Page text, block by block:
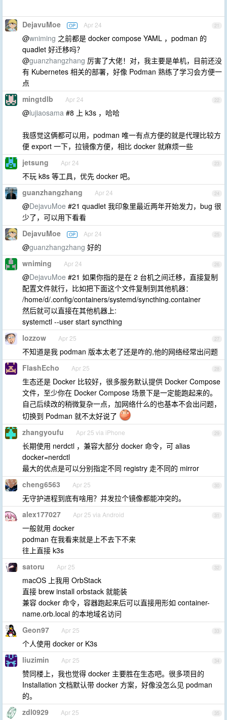
21
DejavuMoe OP Apr 24
@wniming 之前都是 docker compose YAML ，podman 的
quadlet 好迁移吗？
@guanzhangzhang 厉害了大佬！对，我主要是单机，目前还没
有 Kubernetes 相关的部署，好像 Podman 熟练了学习会方便一
点
22
mingtdlb Apr 24
@lujiaosama #8 上 k3s ，哈哈
我感觉这俩都可以用，podman 唯一有点方便的就是代理比较方
便 export 一下，拉镜像方便，相比 docker 就麻烦一些
23
jetsung Apr 24
不玩 k8s 等工具，优先 docker 吧。
24
guanzhangzhang Apr 24
@DejavuMoe #21 quadlet 我印象里最近两年开始发力，bug 很
少了，可以用下看看
25
DejavuMoe OP Apr 24
@guanzhangzhang 好的
26
wniming Apr 24
@DejavuMoe #21 如果你指的是在 2 台机之间迁移，直接复制
配置文件就行，比如把下面这个文件复制到其他机器：
/home/d/.config/containers/systemd/syncthing.container
然后就可以直接在其他机器上:
systemctl --user start syncthing
27
lozzow Apr 25
不知道是我 podman 版本太老了还是咋的,他的网络经常出问题
28
FlashEcho Apr 25
生态还是 Docker 比较好，很多服务默认提供 Docker Compose
文件，至少你在 Docker Compose 场景下是一定能跑起来的。
自己后续改的稍微复杂一点，加网络什么的也基本不会出问题，
切换到 Podman 就不太好说了
29
zhangyoufu Apr 25 via iPhone
长期使用 nerdctl ，兼容大部分 docker 命令，可 alias
docker=nerdctl
最大的优点是可以分别指定不同 registry 走不同的 mirror
30
cheng6563 Apr 25
无守护进程到底有啥用？并发拉个镜像都能冲突的。
31
alex177027 Apr 25 via Android
一般就用 docker
podman 在我看来就是上不去下不来
往上直接 k3s
32
satoru Apr 25
macOS 上我用 OrbStack
直接 brew install orbstack 就能装
兼容 docker 命令，容器跑起来后可以直接用形如 container-
name.orb.local 的本地域名访问
33
Geon97 Apr 25
个人使用 docker or K3s
34
liuzimin Apr 25
赞同楼上，我也觉得 docker 主要胜在生态吧。很多项目的
Installation 文档默认带 docker 方案，好像没怎么见 podman
的。
35
zdl0929 Apr 25